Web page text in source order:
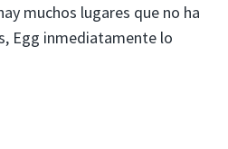
muchos lugares que no ha
Egg inmediatamente lo